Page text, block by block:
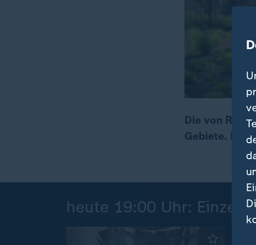
00:20 01:35
Die von
Gebiete. Dort
heute 19:00 Uhr: